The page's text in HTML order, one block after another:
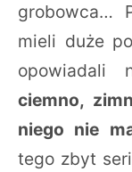
grobowca…
mieli duże
opowiadali
ciemno,
niego nie
tego zbyt